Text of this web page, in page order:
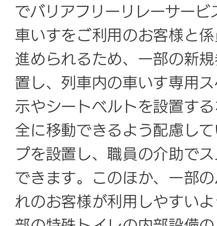
でバリアフリーリレーサー
車いすをご利用のお客様と
進められるため、一部の新
置し、列車内の車いす専用
示やシートベルトを設置す
全に移動できるよう配慮し
プを設置し、職員の介助で
できます。このほか、一部
れのお客様が利用しやすい